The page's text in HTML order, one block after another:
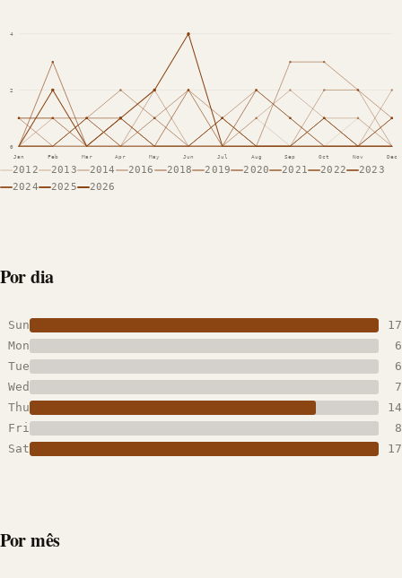
0
2
4
Jan Feb Mar Apr May Jun Jul Aug Sep Oct Nov Dec
2012 2013 2014 2016 2018 2019 2020 2021 2022
2023
2024
2025 2026
Por dia
Sun
17
Mon
6
Tue
6
Wed
7
Thu
14
Fri
8
Sat
17
Por mês